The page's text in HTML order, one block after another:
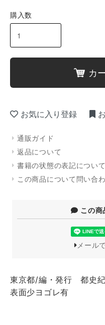
購入数
カ
お気に入り登録
通販ガイド
返品について
書籍の状態の表記について
この商品について問い合
この商
メール
東京都/編・発行 都史
表面少ヨゴレ有